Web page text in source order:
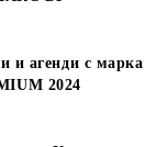
и агенди с марка
2024